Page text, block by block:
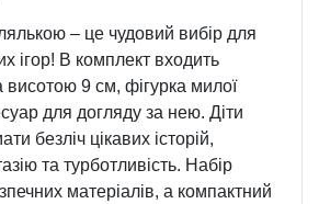
лялькою – це чудовий вибір для
ігор! В комплект входить
висотою 9 см, фігурка милої
для догляду за нею. Діти
безліч цікавих історій,
та турботливість. Набір
матеріалів, а компактний